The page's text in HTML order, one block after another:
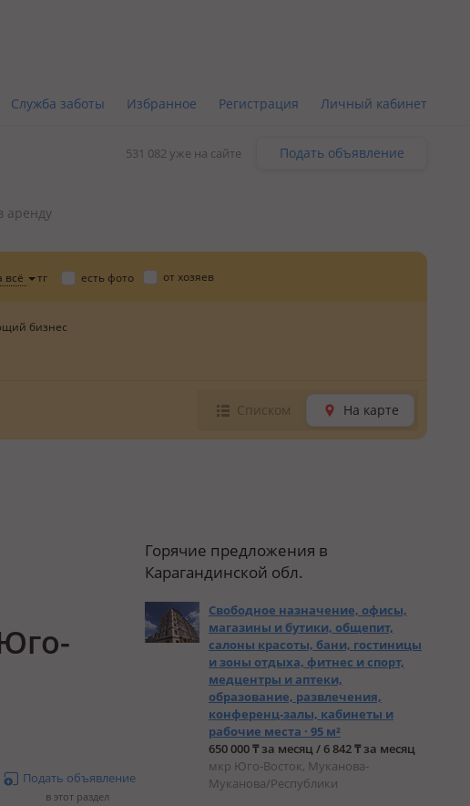
Служба заботы Избранное Регистрация Личный кабинет
531 082 уже на сайте Подать объявление
аренду
всё тг есть фото от хозяев
бизнес
Списком На карте
Подать объявление
в этот раздел
Горячие предложения в
Карагандинской обл.
Свободное назначение, офисы,
магазины и бутики, общепит,
салоны красоты, бани, гостиницы
и зоны отдыха, фитнес и спорт,
медцентры и аптеки,
образование, развлечения,
конференц-залы, кабинеты и
рабочие места · 95 м²
650 000 ₸ за месяц / 6 842 ₸ за месяц
мкр Юго-Восток, Муканова-
Муканова/Республики